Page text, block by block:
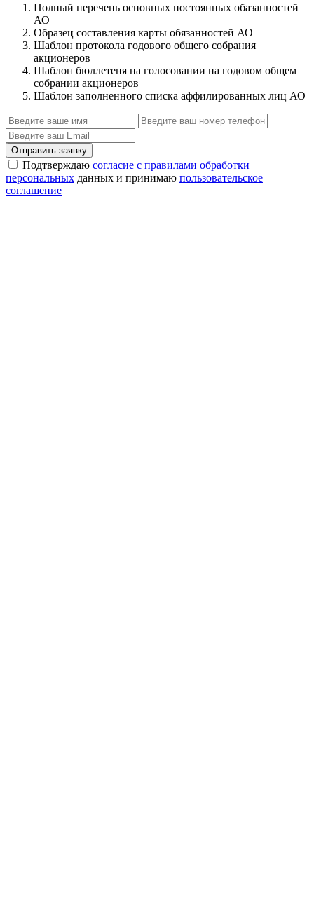
Полный перечень основных постоянных обазанностей
АО
Образец составления карты обязанностей АО
Шаблон протокола годового общего собрания
акционеров
Шаблон бюллетеня на голосовании на годовом общем
собрании акционеров
Шаблон заполненного списка аффилированных лиц АО
Отправить заявку
Подтверждаю согласие с правилами обработки
персональных данных и принимаю пользовательское
соглашение